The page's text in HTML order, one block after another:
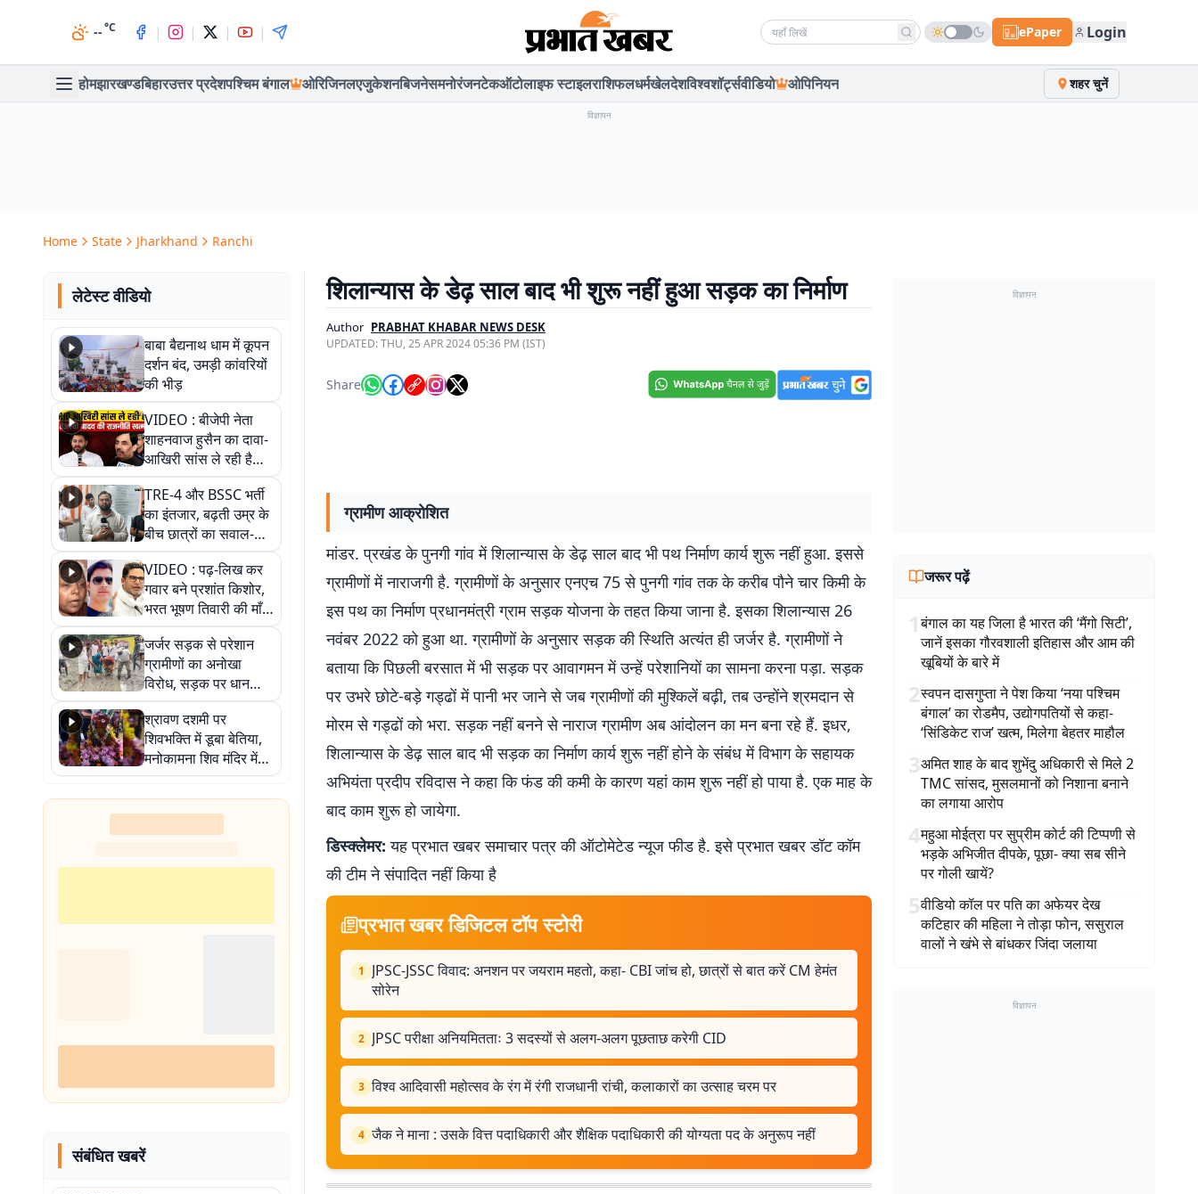
--°C | | | | Search news ePaper Login
होमझारखण्डबिहारउत्तर प्रदेशपश्चिम बंगाल ओरिजिनलएजुकेशनबिजनेसमनोरंजनटेकऑटोलाइफ स्टाइलराशिफलधर्मखेलदेशविश्वशॉर्ट्सवीडियो ओपिनियन शहर चुनें
विज्ञापन
Home State Jharkhand Ranchi
लेटेस्ट वीडियो
बाबा बैद्यनाथ धाम में कूपन
दर्शन बंद, उमड़ी कांवरियों
की भीड़
VIDEO : बीजेपी नेता
शाहनवाज हुसैन का दावा-
आखिरी सांस ले रही है
RJD, तेजस्वी को लेकर
क्या कहा, सुनिए
TRE-4 और BSSC भर्ती
का इंतजार, बढ़ती उम्र के
बीच छात्रों का सवाल-
आखिर कब आएगी बहाली?
देखें वीडियो
VIDEO : पढ़-लिख कर
गवार बने प्रशांत किशोर,
भरत भूषण तिवारी की माँ ने
कहा नहीं थी उम्मीद, बेटा
था तो किसी को बोलने की
नहीं थी हिम्मत
जर्जर सड़क से परेशान
ग्रामीणों का अनोखा
विरोध, सड़क पर धान
रोपकर और खाद डालकर
जताया आक्रोश
श्रावण दशमी पर
शिवभक्ति में डूबा बेतिया,
मनोकामना शिव मंदिर में
हुआ भव्य श्रृंगार
संबंधित खबरें
शिलान्यास के डेढ़ साल बाद भी शुरू नहीं हुआ सड़क का निर्माण
Author PRABHAT KHABAR NEWS DESK
UPDATED:THU, 25 APR 2024 05:36 PM (IST)
Share
ग्रामीण आक्रोशित
मांडर. प्रखंड के पुनगी गांव में शिलान्यास के डेढ़ साल बाद भी पथ निर्माण कार्य शुरू नहीं हुआ. इससे
ग्रामीणों में नाराजगी है. ग्रामीणों के अनुसार एनएच 75 से पुनगी गांव तक के करीब पौने चार किमी के
इस पथ का निर्माण प्रधानमंत्री ग्राम सड़क योजना के तहत किया जाना है. इसका शिलान्यास 26
नवंबर 2022 को हुआ था. ग्रामीणों के अनुसार सड़क की स्थिति अत्यंत ही जर्जर है. ग्रामीणों ने
बताया कि पिछली बरसात में भी सड़क पर आवागमन में उन्हें परेशानियों का सामना करना पड़ा. सड़क
पर उभरे छोटे-बड़े गड्ढों में पानी भर जाने से जब ग्रामीणों की मुश्किलें बढ़ी, तब उन्होंने श्रमदान से
मोरम से गड्ढों को भरा. सड़क नहीं बनने से नाराज ग्रामीण अब आंदोलन का मन बना रहे हैं. इधर,
शिलान्यास के डेढ़ साल बाद भी सड़क का निर्माण कार्य शुरू नहीं होने के संबंध में विभाग के सहायक
अभियंता प्रदीप रविदास ने कहा कि फंड की कमी के कारण यहां काम शुरू नहीं हो पाया है. एक माह के
बाद काम शुरू हो जायेगा.
डिस्क्लेमर: यह प्रभात खबर समाचार पत्र की ऑटोमेटेड न्यूज फीड है. इसे प्रभात खबर डॉट कॉम
की टीम ने संपादित नहीं किया है
प्रभात खबर डिजिटल टॉप स्टोरी
1
JPSC-JSSC विवाद: अनशन पर जयराम महतो, कहा- CBI जांच हो, छात्रों से बात करें CM हेमंत
सोरेन
2 JPSC परीक्षा अनियमितताः 3 सदस्यों से अलग-अलग पूछताछ करेगी CID
3 विश्व आदिवासी महोत्सव के रंग में रंगी राजधानी रांची, कलाकारों का उत्साह चरम पर
4 जैक ने माना : उसके वित्त पदाधिकारी और शैक्षिक पदाधिकारी की योग्यता पद के अनुरूप नहीं
विज्ञापन
जरूर पढ़ें
1बंगाल का यह जिला है भारत की ‘मैंगो सिटी’,
जानें इसका गौरवशाली इतिहास और आम की
खूबियों के बारे में
2स्वपन दासगुप्ता ने पेश किया ‘नया पश्चिम
बंगाल’ का रोडमैप, उद्योगपतियों से कहा-
‘सिंडिकेट राज’ खत्म, मिलेगा बेहतर माहौल
3अमित शाह के बाद शुभेंदु अधिकारी से मिले 2
TMC सांसद, मुसलमानों को निशाना बनाने
का लगाया आरोप
4महुआ मोईत्रा पर सुप्रीम कोर्ट की टिप्पणी से
भड़के अभिजीत दीपके, पूछा- क्या सब सीने
पर गोली खायें?
5वीडियो कॉल पर पति का अफेयर देख
कटिहार की महिला ने तोड़ा फोन, ससुराल
वालों ने खंभे से बांधकर जिंदा जलाया
विज्ञापन